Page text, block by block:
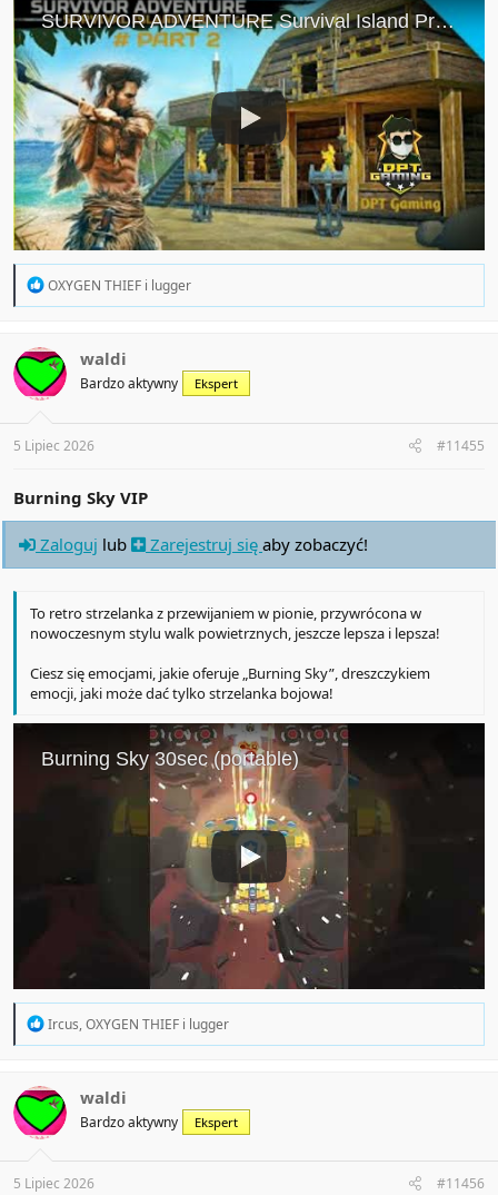
R
t
i
o
s
:
OXYGEN THIEF i lugger
waldi
Bardzo aktywny Ekspert
5 Lipiec 2026 #11455
Burning Sky VIP
Zaloguj lub Zarejestruj się aby zobaczyć!
To retro strzelanka z przewijaniem w pionie, przywrócona w
nowoczesnym stylu walk powietrznych, jeszcze lepsza i lepsza!
Ciesz się emocjami, jakie oferuje „Burning Sky”, dreszczykiem
emocji, jaki może dać tylko strzelanka bojowa!
R
t
i
o
s
:
Ircus,OXYGEN THIEF i lugger
waldi
Bardzo aktywny Ekspert
5 Lipiec 2026 #11456